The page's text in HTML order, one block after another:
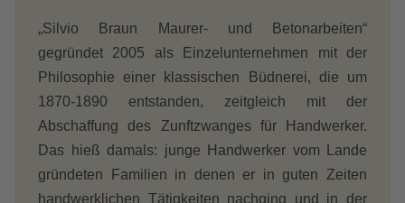
„Silvio Braun Maurer- und Betonarbeiten“
gegründet 2005 als Einzelunternehmen mit der
Philosophie einer klassischen Büdnerei, die um
1870-1890 entstanden, zeitgleich mit der
Abschaffung des Zunftzwanges für Handwerker.
Das hieß damals: junge Handwerker vom Lande
gründeten Familien in denen er in guten Zeiten
handwerklichen Tätigkeiten nachging und in der